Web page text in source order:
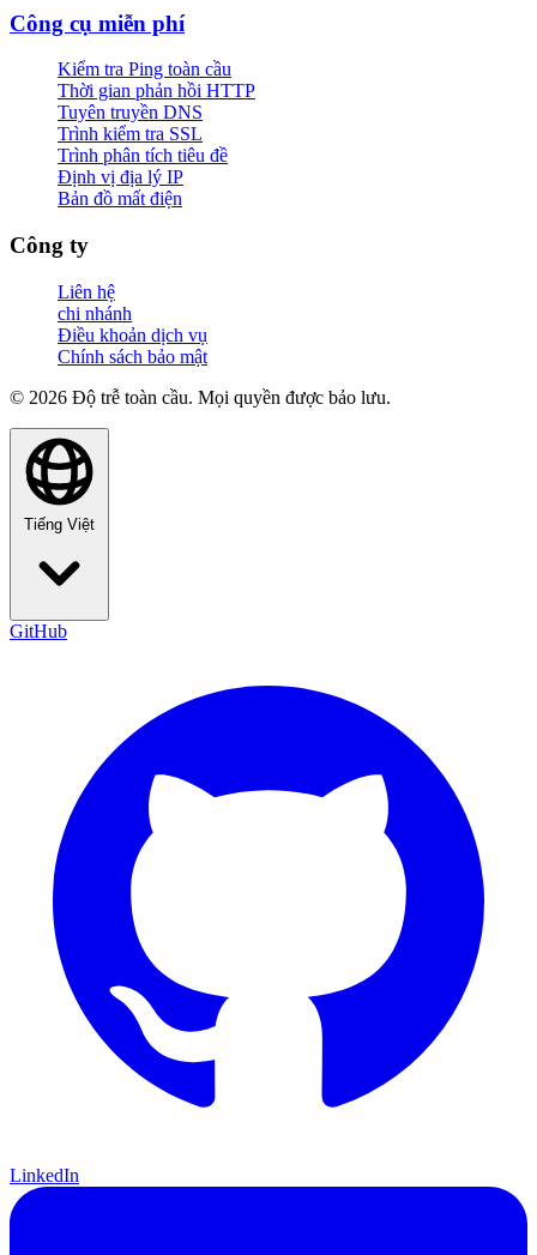
Công cụ miễn phí
Kiểm tra Ping toàn cầu
Thời gian phản hồi HTTP
Tuyên truyền DNS
Trình kiểm tra SSL
Trình phân tích tiêu đề
Định vị địa lý IP
Bản đồ mất điện
Công ty
Liên hệ
chi nhánh
Điều khoản dịch vụ
Chính sách bảo mật
© 2026 Độ trễ toàn cầu. Mọi quyền được bảo lưu.
Tiếng Việt
GitHub
LinkedIn